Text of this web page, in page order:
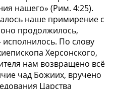
нашего» (Рим. 4:25).
наше примирение с
продолжилось,
По слову
Херсонского,
нам возвращено всё
чад Божиих, вручено
Царства